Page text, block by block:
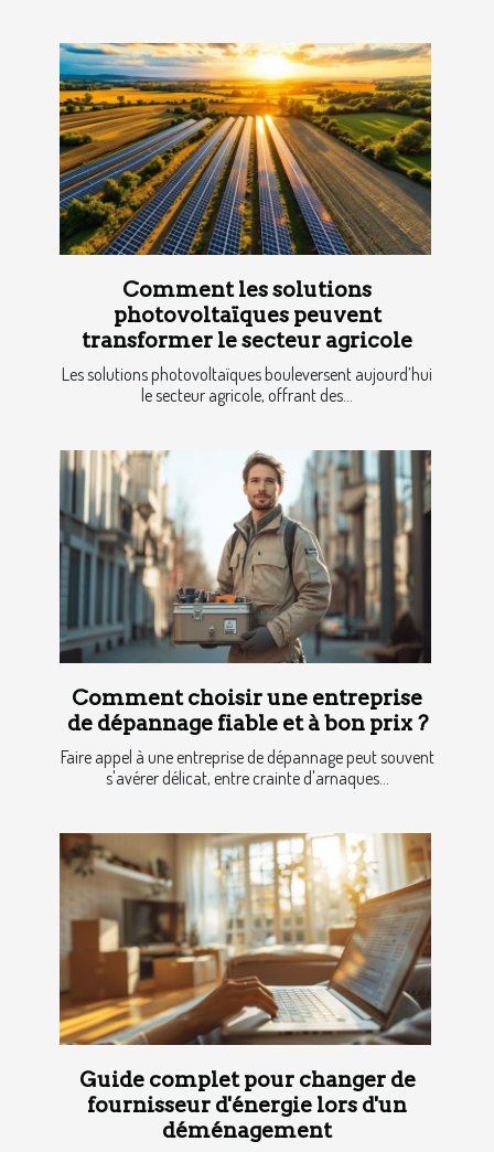
Comment les solutions
photovoltaïques peuvent
transformer le secteur agricole
Les solutions photovoltaïques bouleversent aujourd’hui
le secteur agricole, offrant des...
Comment choisir une entreprise
de dépannage fiable et à bon prix ?
Faire appel à une entreprise de dépannage peut souvent
s'avérer délicat, entre crainte d'arnaques...
Guide complet pour changer de
fournisseur d'énergie lors d'un
déménagement